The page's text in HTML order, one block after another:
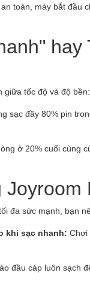
toàn, máy bắt đầu
giữa tốc độ và độ bền:
sạc đầy 80% pin
ở 20% cuối cùng
đa sức mạnh, bạn
khi sạc nhanh: Chơi
đầu cáp luôn sạch